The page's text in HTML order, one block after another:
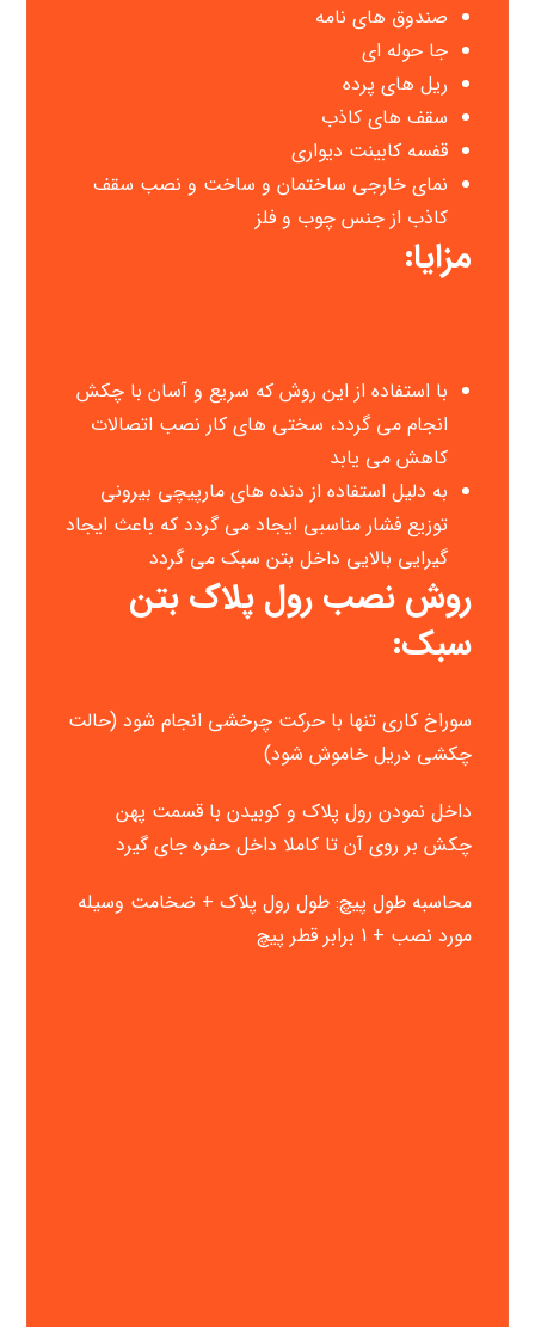
صندوق های نامه
جا حوله ای
ریل های پرده
سقف های کاذب
قفسه کابینت دیواری
نمای خارجی ساختمان و ساخت و نصب سقف
کاذب از جنس چوب و فلز
مزایا:
با استفاده از این روش که سریع و آسان با چکش
انجام می گردد، سختی های کار نصب اتصالات
کاهش می یابد
به دلیل استفاده از دنده های مارپیچی بیرونی
توزیع فشار مناسبی ایجاد می گردد که باعث ایجاد
گیرایی بالایی داخل بتن سبک می گردد
روش نصب رول پلاک بتن
سبک:
سوراخ کاری تنها با حرکت چرخشی انجام شود (حالت
چکشی دریل خاموش شود)
داخل نمودن رول پلاک و کوبیدن با قسمت پهن
چکش بر روی آن تا کاملا داخل حفره جای گیرد
محاسبه طول پیچ: طول رول پلاک + ضخامت وسیله
مورد نصب + 1 برابر قطر پیچ